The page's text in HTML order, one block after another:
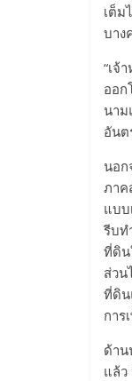
เต็ม
บาง
“เจ้
ออก
นาม
อันต
นอก
ภาค
แบบ
รีบท
ที่ดิน
ส่วน
ที่ดิน
การ
ด้าน
แล้ว